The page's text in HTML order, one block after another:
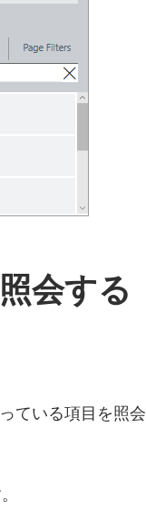
会する
ている項目を照会